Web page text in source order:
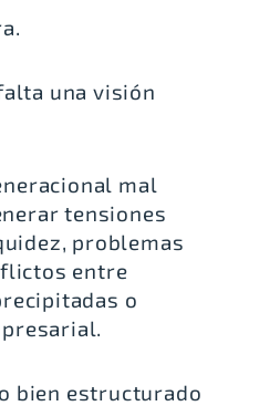
una visión
mal
tensiones
problemas
entre
o
bien estructurado